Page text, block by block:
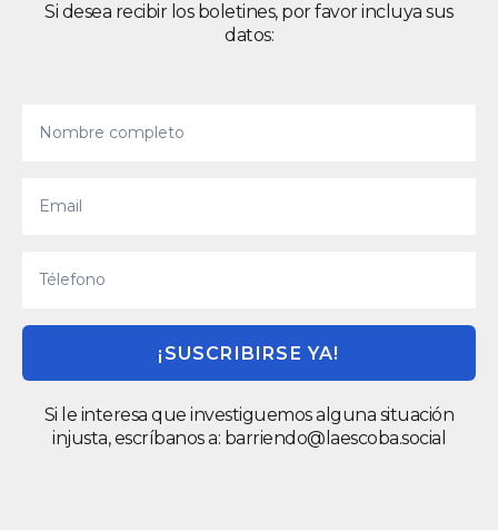
Si desea recibir los boletines, por favor incluya sus
datos:
¡SUSCRIBIRSE YA!
Si le interesa que investiguemos alguna situación
injusta, escríbanos a: barriendo@laescoba.social